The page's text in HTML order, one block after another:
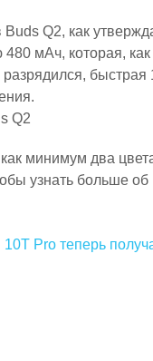
Buds Q2, как
мАч, которая,
Q2
минимум два
узнать больше
Pro теперь